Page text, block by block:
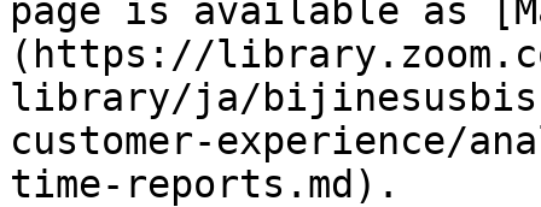
page is available as
(https://
library/ja/
customer-experience/
time-reports.md).